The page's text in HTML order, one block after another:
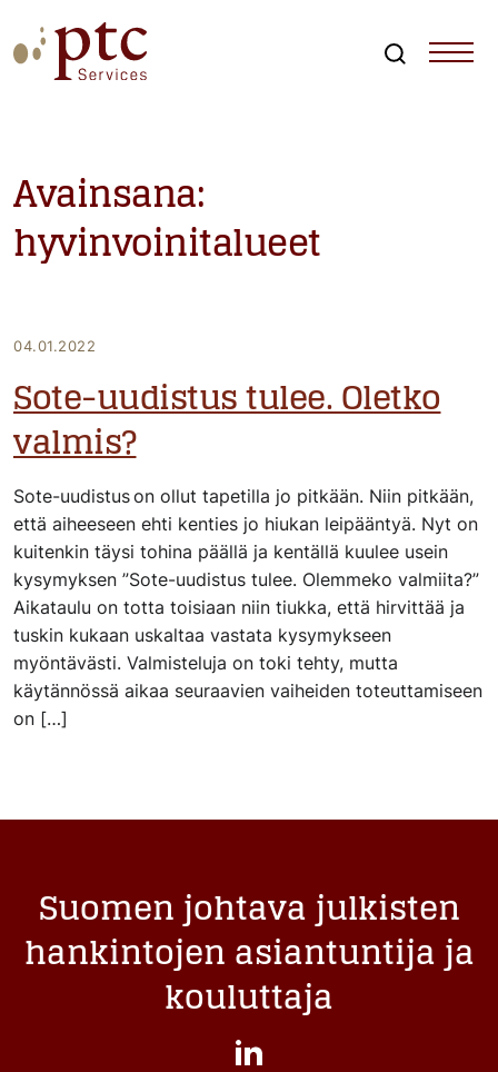
to
content
Avainsana:
hyvinvoinitalueet
04.01.2022
Sote-uudistus tulee. Oletko
valmis?
Sote-uudistus on ollut tapetilla jo pitkään. Niin pitkään,
että aiheeseen ehti kenties jo hiukan leipääntyä. Nyt on
kuitenkin täysi tohina päällä ja kentällä kuulee usein
kysymyksen ”Sote-uudistus tulee. Olemmeko valmiita?”
Aikataulu on totta toisiaan niin tiukka, että hirvittää ja
tuskin kukaan uskaltaa vastata kysymykseen
myöntävästi. Valmisteluja on toki tehty, mutta
käytännössä aikaa seuraavien vaiheiden toteuttamiseen
on […]
Suomen johtava julkisten
hankintojen asiantuntija ja
kouluttaja